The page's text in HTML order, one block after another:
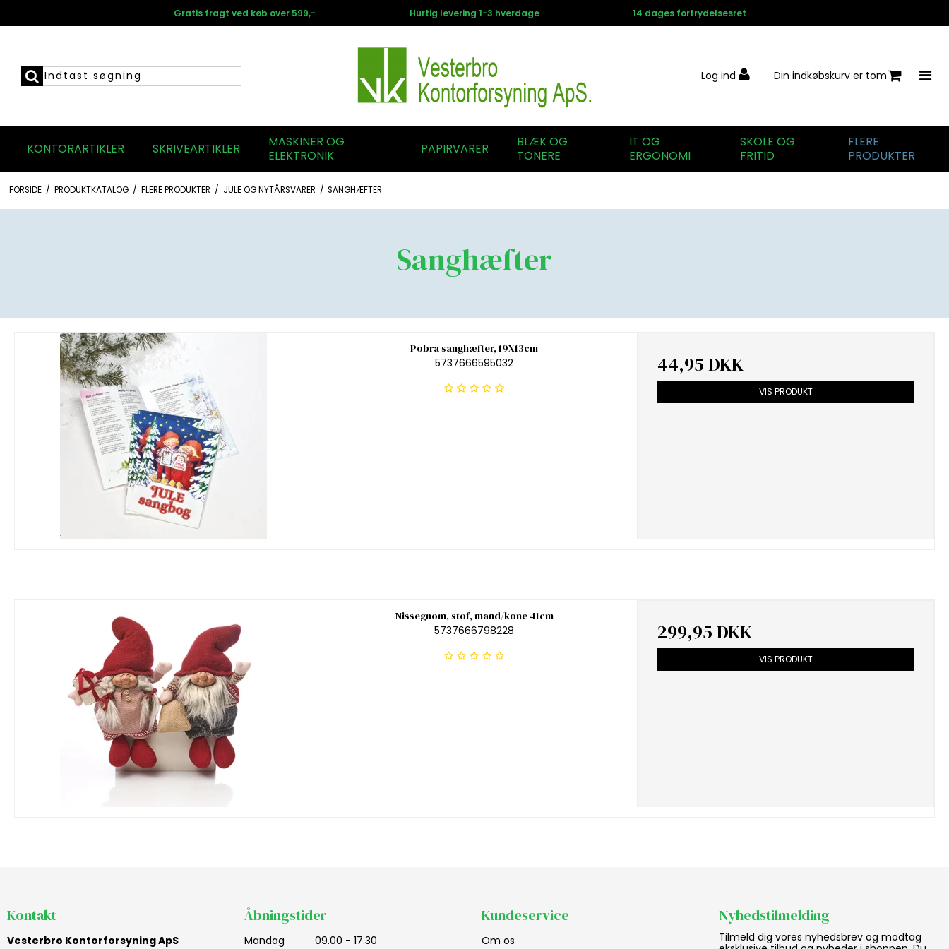
Gratis fragt ved køb over 599,- Hurtig levering 1-3 hverdage 14 dages fortrydelsesret
Log ind Din indkøbskurv er tom
KONTORARTIKLER SKRIVEARTIKLER
MASKINER OG
ELEKTRONIK
PAPIRVARER
BLÆK OG
TONERE
IT OG
ERGONOMI
SKOLE OG
FRITID
FLERE
PRODUKTER
FORSIDE / PRODUKTKATALOG / FLERE PRODUKTER / JULE OG NYTÅRSVARER / SANGHÆFTER
Sanghæfter
Pobra sanghæfter, 19X13cm
5737666595032
44,95 DKK
VIS PRODUKT
Nissegnom, stof, mand/kone 41cm
5737666798228
299,95 DKK
VIS PRODUKT
Kontakt
Vesterbro Kontorforsyning ApS
Åbningstider
Mandag 09.00 - 17.30
Kundeservice
Om os
Nyhedstilmelding
Tilmeld dig vores nyhedsbrev og modtag